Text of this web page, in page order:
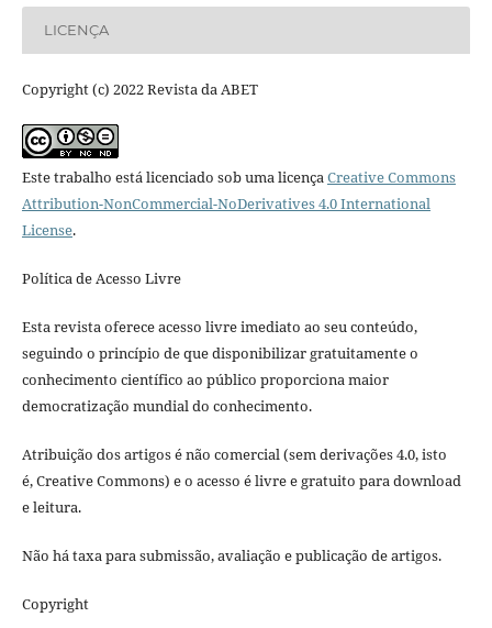
LICENÇA
Copyright (c) 2022 Revista da ABET
Este trabalho está licenciado sob uma licençaCreative Commons
Attribution-NonCommercial-NoDerivatives 4.0 International
License.
Política de Acesso Livre
Esta revista oferece acesso livre imediato ao seu conteúdo,
seguindo o princípio de que disponibilizar gratuitamente o
conhecimento científico ao público proporciona maior
democratização mundial do conhecimento.
Atribuição dos artigos é não comercial (sem derivações 4.0, isto
é, Creative Commons) e o acesso é livre e gratuito para download
e leitura.
Não há taxa para submissão, avaliação e publicação de artigos.
Copyright